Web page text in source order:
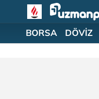
BORSA DÖVİZ